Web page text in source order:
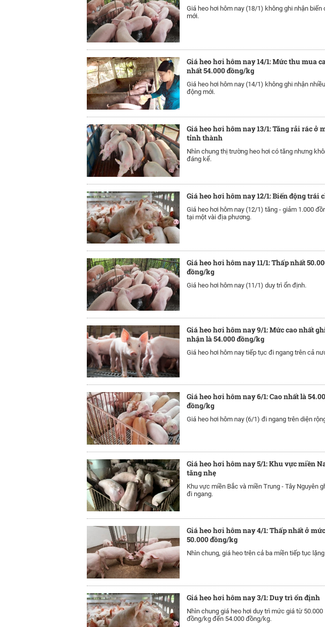
Giá heo hơi hôm nay (18/1) không ghi nhận biến
mới.
Giá heo hơi hôm nay 14/1: Mức thu mua
nhất 54.000 đồng/kg
Giá heo hơi hôm nay (14/1) không ghi nhận
động mới.
Giá heo hơi hôm nay 13/1: Tăng rải rác ở
tỉnh thành
Nhìn chung thị trường heo hơi có tăng nhưng
đáng kể.
Giá heo hơi hôm nay 12/1: Biến động trái
Giá heo hơi hôm nay (12/1) tăng - giảm 1.000
tại một vài địa phương.
Giá heo hơi hôm nay 11/1: Thấp nhất
đồng/kg
Giá heo hơi hôm nay (11/1) duy trì ổn định.
Giá heo hơi hôm nay 9/1: Mức cao nhất
nhận là 54.000 đồng/kg
Giá heo hơi hôm nay tiếp tục đi ngang trên cả
Giá heo hơi hôm nay 6/1: Cao nhất là
đồng/kg
Giá heo hơi hôm nay (6/1) đi ngang trên diện
Giá heo hơi hôm nay 5/1: Khu vực miền
tăng nhẹ
Khu vực miền Bắc và miền Trung - Tây Nguyên
đi ngang.
Giá heo hơi hôm nay 4/1: Thấp nhất ở mức
50.000 đồng/kg
Nhìn chung, giá heo trên cả ba miền tiếp tục
Giá heo hơi hôm nay 3/1: Duy trì ổn định
Nhìn chung giá heo hơi duy trì mức giá từ 50.000
đồng/kg đến 54.000 đồng/kg.